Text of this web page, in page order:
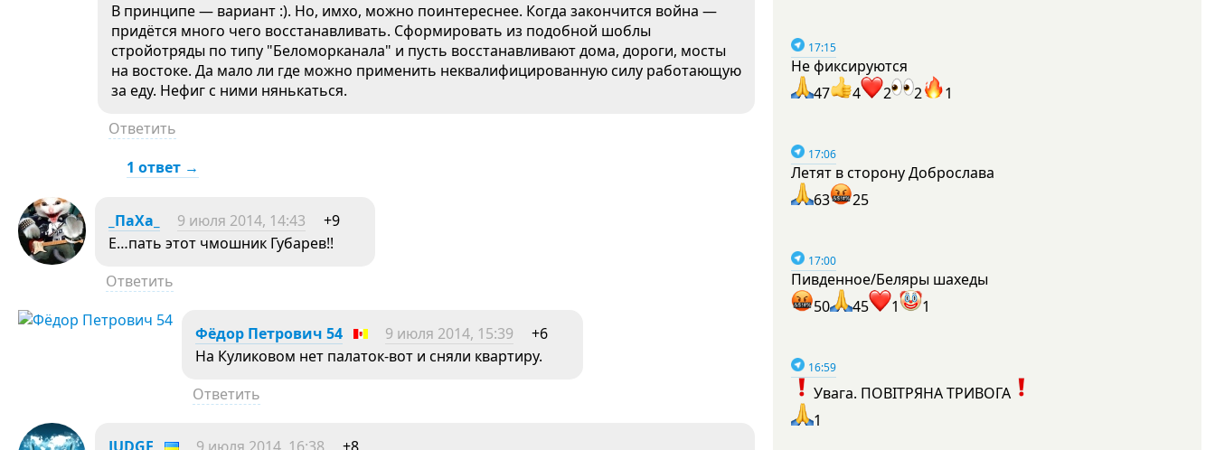
В принципе — вариант :). Но, имхо, можно поинтереснее. Когда закончится война —
придётся много чего восстанавливать. Сформировать из подобной шоблы
стройотряды по типу "Беломорканала" и пусть восстанавливают дома, дороги, мосты
на востоке. Да мало ли где можно применить неквалифицированную силу работающую
за еду. Нефиг с ними нянькаться.
Ответить
1 ответ →
_ПаХа_ 9 июля 2014, 14:43
+9
Е…пать этот чмошник Губарев!!
Ответить
Фёдор Петрович 54 9 июля 2014, 15:39
+6
На Куликовом нет палаток-вот и сняли квартиру.
Ответить
17:15
Не фиксируются
47
4 2 2 1
17:06
Летят в сторону Доброслава
63
25
17:00
Пивденное/Беляры шахеды
50
45 1 1
16:59
Увага. ПОВІТРЯНА ТРИВОГА
1